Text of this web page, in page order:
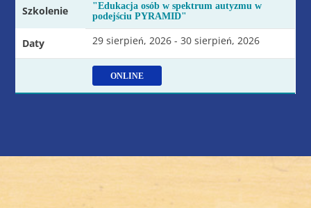
Szkolenie
"Edukacja osób w spektrum autyzmu w
podejściu PYRAMID"
Daty 29 sierpień, 2026 - 30 sierpień, 2026
ONLINE